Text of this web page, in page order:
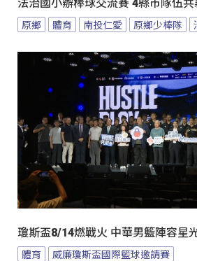
法治國小辦棒球交流賽 4縣市隊伍
原鄉 體育 南投仁愛 原鄉少棒隊
瓊斯盃8/14燃戰火 中華男籃陣容星
體育 威廉瓊斯盃國際籃球邀請賽